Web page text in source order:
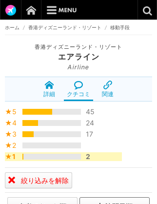
ホーム / 香港ディズニーランド・リゾート / 移動手段
香港ディズニーランド・リゾート
エアライン
Airline
詳細 クチコミ 関連
★5
45
★4
24
★3
17
★2
★1
2
絞り込みを解除